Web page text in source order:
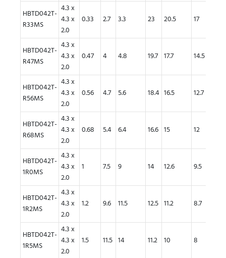
HBTD042T-
R33MS
4.3 x
4.3 x
2.0
0.33 2.7 3.3 23 20.5 17
HBTD042T-
R47MS
4.3 x
4.3 x
2.0
0.47 4 4.8 19.7 17.7 14.5
HBTD042T-
R56MS
4.3 x
4.3 x
2.0
0.56 4.7 5.6 18.4 16.5 12.7
HBTD042T-
R68MS
4.3 x
4.3 x
2.0
0.68 5.4 6.4 16.6 15 12
HBTD042T-
1R0MS
4.3 x
4.3 x
2.0
1 7.5 9 14 12.6 9.5
HBTD042T-
1R2MS
4.3 x
4.3 x
2.0
1.2 9.6 11.5 12.5 11.2 8.7
HBTD042T-
1R5MS
4.3 x
4.3 x
2.0
1.5 11.5 14 11.2 10 8